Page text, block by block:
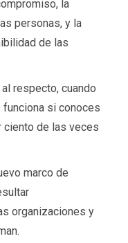
la
personas, y la
de las
respecto, cuando
funciona si conoces
ciento de las veces
marco de
organizaciones y